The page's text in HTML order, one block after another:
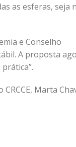
as esferas, seja
e Conselho
A proposta
Marta